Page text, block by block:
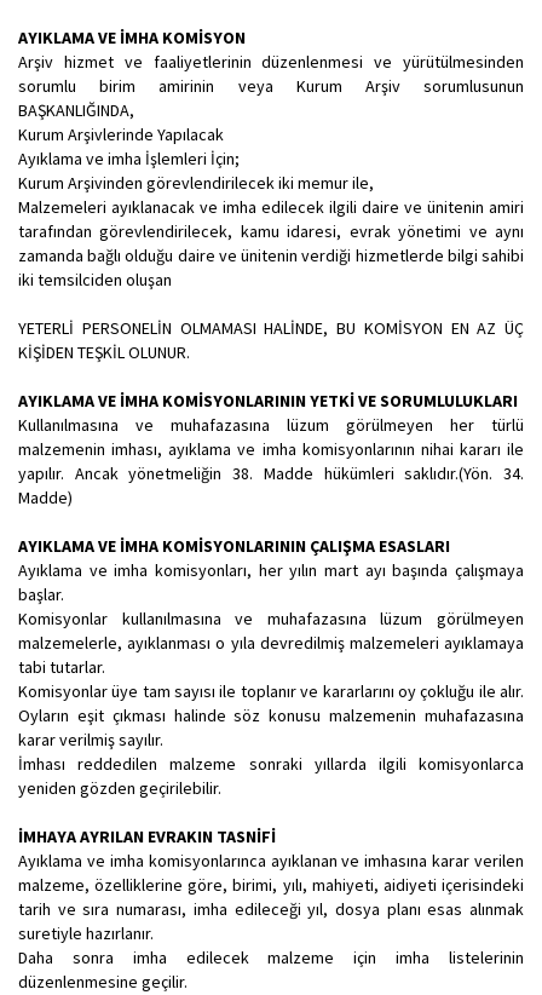
AYIKLAMA VE İMHA KOMİSYON
Arşiv hizmet ve faaliyetlerinin düzenlenmesi ve yürütülmesinden
sorumlu birim amirinin veya Kurum Arşiv sorumlusunun
BAŞKANLIĞINDA,
Kurum Arşivlerinde Yapılacak
Ayıklama ve imha İşlemleri İçin;
Kurum Arşivinden görevlendirilecek iki memur ile,
Malzemeleri ayıklanacak ve imha edilecek ilgili daire ve ünitenin amiri
tarafından görevlendirilecek, kamu idaresi, evrak yönetimi ve aynı
zamanda bağlı olduğu daire ve ünitenin verdiği hizmetlerde bilgi sahibi
iki temsilciden oluşan
YETERLİ PERSONELİN OLMAMASI HALİNDE, BU KOMİSYON EN AZ ÜÇ
KİŞİDEN TEŞKİL OLUNUR.
AYIKLAMA VE İMHA KOMİSYONLARININ YETKİ VE SORUMLULUKLARI
Kullanılmasına ve muhafazasına lüzum görülmeyen her türlü
malzemenin imhası, ayıklama ve imha komisyonlarının nihai kararı ile
yapılır. Ancak yönetmeliğin 38. Madde hükümleri saklıdır.(Yön. 34.
Madde)
AYIKLAMA VE İMHA KOMİSYONLARININ ÇALIŞMA ESASLARI
Ayıklama ve imha komisyonları, her yılın mart ayı başında çalışmaya
başlar.
Komisyonlar kullanılmasına ve muhafazasına lüzum görülmeyen
malzemelerle, ayıklanması o yıla devredilmiş malzemeleri ayıklamaya
tabi tutarlar.
Komisyonlar üye tam sayısı ile toplanır ve kararlarını oy çokluğu ile alır.
Oyların eşit çıkması halinde söz konusu malzemenin muhafazasına
karar verilmiş sayılır.
İmhası reddedilen malzeme sonraki yıllarda ilgili komisyonlarca
yeniden gözden geçirilebilir.
İMHAYA AYRILAN EVRAKIN TASNİFİ
Ayıklama ve imha komisyonlarınca ayıklanan ve imhasına karar verilen
malzeme, özelliklerine göre, birimi, yılı, mahiyeti, aidiyeti içerisindeki
tarih ve sıra numarası, imha edileceği yıl, dosya planı esas alınmak
suretiyle hazırlanır.
Daha sonra imha edilecek malzeme için imha listelerinin
düzenlenmesine geçilir.